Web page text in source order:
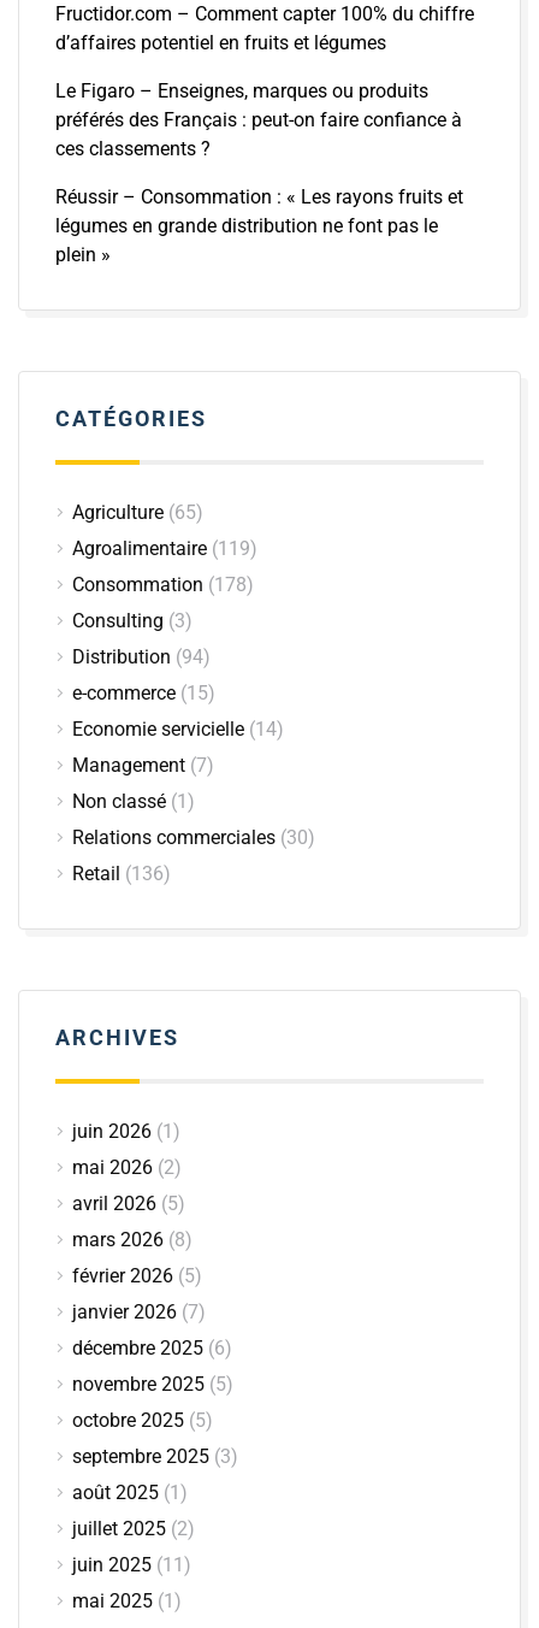
Fructidor.com – Comment capter 100% du chiffre
d’affaires potentiel en fruits et légumes
Le Figaro – Enseignes, marques ou produits
préférés des Français : peut-on faire confiance à
ces classements ?
Réussir – Consommation : « Les rayons fruits et
légumes en grande distribution ne font pas le
plein »
CATÉGORIES
Agriculture (65)
Agroalimentaire (119)
Consommation (178)
Consulting (3)
Distribution (94)
e-commerce (15)
Economie servicielle (14)
Management (7)
Non classé (1)
Relations commerciales (30)
Retail (136)
ARCHIVES
juin 2026 (1)
mai 2026 (2)
avril 2026 (5)
mars 2026 (8)
février 2026 (5)
janvier 2026 (7)
décembre 2025 (6)
novembre 2025 (5)
octobre 2025 (5)
septembre 2025 (3)
août 2025 (1)
juillet 2025 (2)
juin 2025 (11)
mai 2025 (1)